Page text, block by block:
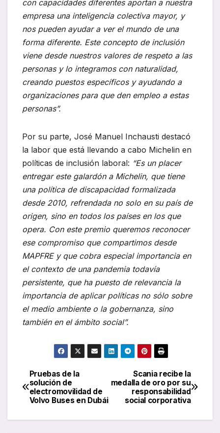
con capacidades diferentes aportan a nuestra
empresa una inteligencia colectiva mayor, y
nos pueden ayudar a ver el mundo de una
forma diferente. Este concepto de inclusión
viene desde nuestros valores de respeto a las
personas y lo integramos con naturalidad,
creando puestos específicos y ayudando a
organizaciones para que den empleo a estas
personas”.
Por su parte, José Manuel Inchausti destacó
la labor que está llevando a cabo Michelin en
políticas de inclusión laboral: “Es un placer
entregar este galardón a Michelin, que tiene
una política de discapacidad formalizada
desde 2010, refrendada no solo en su país de
origen, sino en todos los países en los que
opera. Con este premio queremos reconocer
ese compromiso que compartimos desde
MAPFRE y que cobra especial importancia en
el contexto de una pandemia todavía
persistente, que ha puesto de relevancia la
importancia de aplicar políticas no sólo sobre
el medio ambiente o la gobernanza, sino
también en el ámbito social”.
Navegación
de
entradas
Scania recibe la
medalla de oro por su
responsabilidad
social corporativa
Pruebas de la
solución de
electromovilidad de
Volvo Buses en Dubái